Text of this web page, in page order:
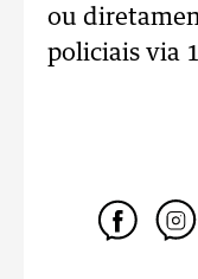
ou
policiais via